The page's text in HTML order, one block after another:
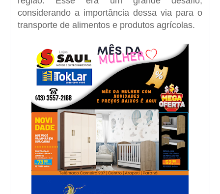
considerando a importância dessa via para o
transporte de alimentos e produtos agrícolas.